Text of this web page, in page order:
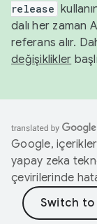
release
dalı her zaman
referans alır.
değişiklikler
Google,
yapay zeka
çevirilerinde